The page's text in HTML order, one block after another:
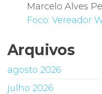
Marcelo Alves
Foco: Vereador
Arquivos
agosto 2026
julho 2026